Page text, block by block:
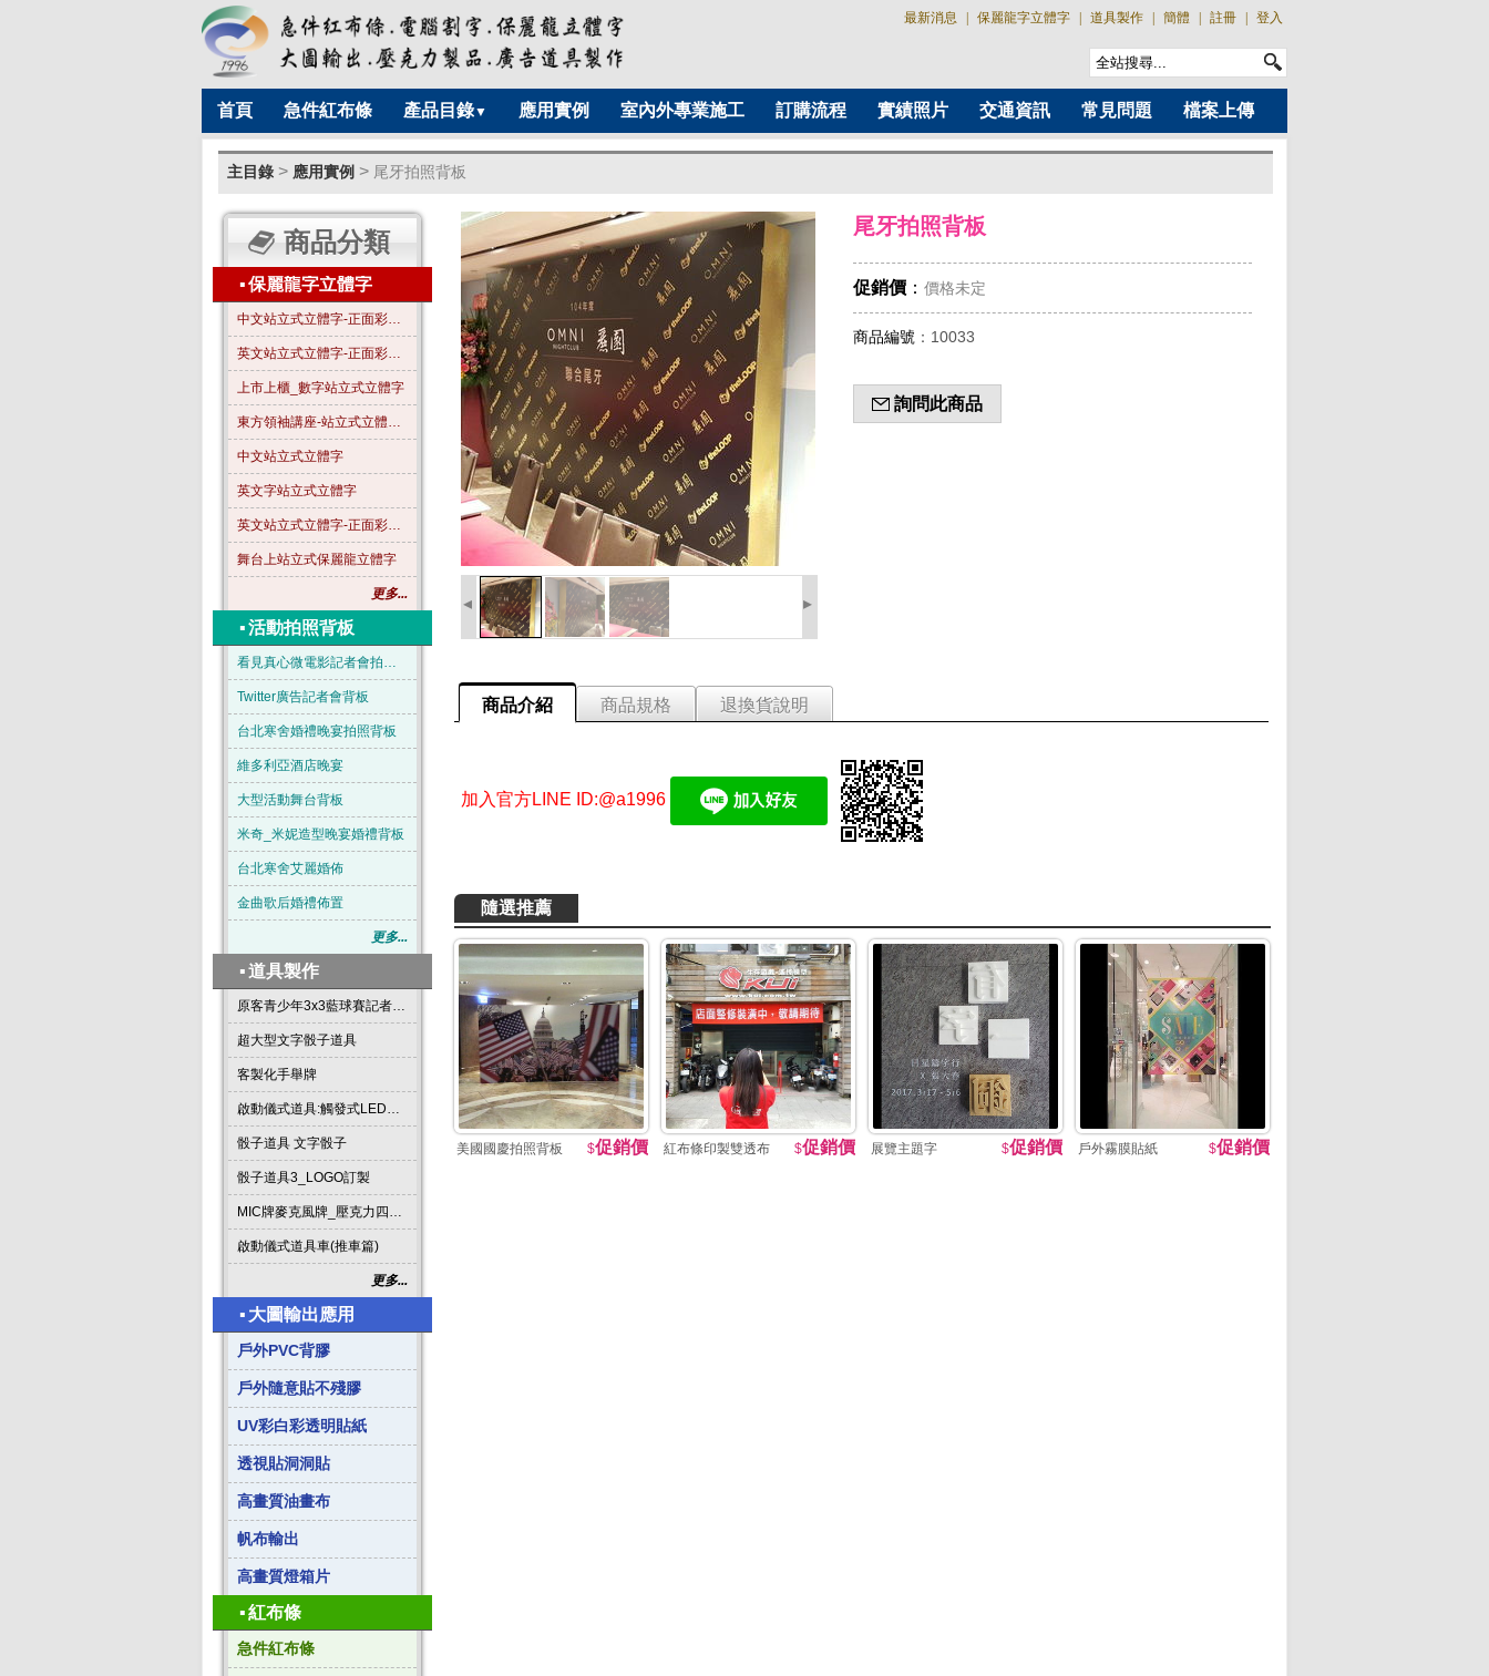
最新消息 保麗龍字立體字 道具製作 簡體 註冊 登入
首頁 急件紅布條 產品目錄▼ 應用實例 室內外專業施工 訂購流程 實績照片 交通資訊 常見問題 檔案上傳
主目錄 > 應用實例 > 尾牙拍照背板
商品分類
▪保麗龍字立體字
中文站立式立體字-正面彩色-A01
英文站立式立體字-正面彩色-B01
上市上櫃_數字站立式立體字
東方領袖講座-站立式立體字_全字噴漆_霧金色
中文站立式立體字
英文字站立式立體字
英文站立式立體字-正面彩色-B04
舞台上站立式保麗龍立體字
更多...
▪活動拍照背板
看見真心微電影記者會拍照背板
Twitter廣告記者會背板
台北寒舍婚禮晚宴拍照背板
維多利亞酒店晚宴
大型活動舞台背板
米奇_米妮造型晚宴婚禮背板
台北寒舍艾麗婚佈
金曲歌后婚禮佈置
更多...
▪道具製作
原客青少年3x3藍球賽記者會啟動道具
超大型文字骰子道具
客製化手舉牌
啟動儀式道具:觸發式LED發光燈條字板
骰子道具 文字骰子
骰子道具3_LOGO訂製
MIC牌麥克風牌_壓克力四方形
啟動儀式道具車(推車篇)
更多...
▪ 大圖輸出應用
戶外PVC背膠
戶外隨意貼不殘膠
UV彩白彩透明貼紙
透視貼洞洞貼
高畫質油畫布
帆布輸出
高畫質燈箱片
▪紅布條
急件紅布條
◂ ▸
尾牙拍照背板
促銷價 ： 價格未定
商品編號 ：10033
詢問此商品
商品介紹 商品規格 退換貨說明
加入官方LINE ID:@a1996
隨選推薦
美國國慶拍照背板 $促銷價 紅布條印製雙透布 $促銷價 展覽主題字 $促銷價 戶外霧膜貼紙 $促銷價